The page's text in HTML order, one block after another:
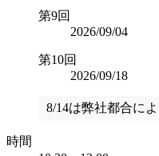
第9回
2026/09/04
第10回
2026/09/18
8/14は弊社都合に
時間